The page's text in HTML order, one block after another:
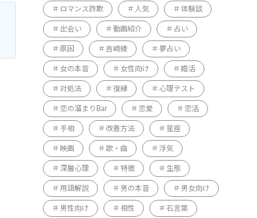
ロマンス詐欺 人気 体験談
出会い 動画紹介 占い
原因 吉崎綾 夢占い
女の本音 女性向け 婚活
対処法 復縁 心理テスト
恋の溜まりBar 恋愛 恋活
手相 改善方法 星座
映画 歌・曲 浮気
深層心理 特徴 生態
用語解説 男の本音 男女向け
男性向け 相性 石言葉